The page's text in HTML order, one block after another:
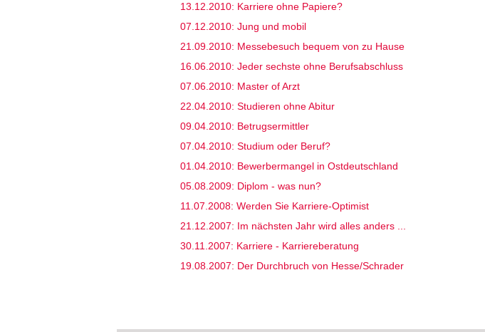
13.12.2010: Karriere ohne Papiere?
07.12.2010: Jung und mobil
21.09.2010: Messebesuch bequem von zu Hause
16.06.2010: Jeder sechste ohne Berufsabschluss
07.06.2010: Master of Arzt
22.04.2010: Studieren ohne Abitur
09.04.2010: Betrugsermittler
07.04.2010: Studium oder Beruf?
01.04.2010: Bewerbermangel in Ostdeutschland
05.08.2009: Diplom - was nun?
11.07.2008: Werden Sie Karriere-Optimist
21.12.2007: Im nächsten Jahr wird alles anders ...
30.11.2007: Karriere - Karriereberatung
19.08.2007: Der Durchbruch von Hesse/Schrader